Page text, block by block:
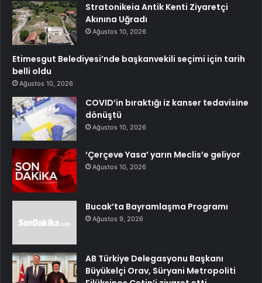
Stratonikeia Antik Kenti Ziyaretçi
Akınına Uğradı
Ağustos 10, 2026
Etimesgut Belediyesi’nde başkanvekili seçimi için tarih
belli oldu
Ağustos 10, 2026
COVID’in bıraktığı iz kanser tedavisine
dönüştü
Ağustos 10, 2026
‘Çerçeve Yasa’ yarın Meclis’e geliyor
Ağustos 10, 2026
Bucak’ta Bayramlaşma Programı
Ağustos 9, 2026
AB Türkiye Delegasyonu Başkanı
Büyükelçi Orav, Süryani Metropoliti